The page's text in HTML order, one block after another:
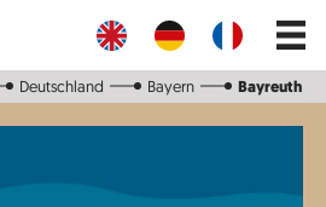
Main
Deutschland Bayern Bayreuth